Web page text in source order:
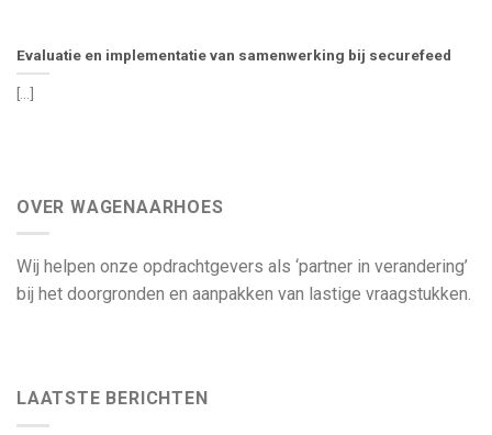
Evaluatie en implementatie van samenwerking bij securefeed
[...]
OVER WAGENAARHOES
Wij helpen onze opdrachtgevers als ‘partner in verandering’
bij het doorgronden en aanpakken van lastige vraagstukken.
LAATSTE BERICHTEN